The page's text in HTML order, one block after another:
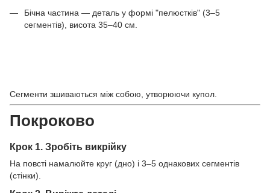
Бічна частина — деталь у формі "пелюстків" (3–5
сегментів), висота 35–40 см.
Сегменти зшиваються між собою, утворюючи купол.
Покроково
Крок 1. Зробіть викрійку
На повсті намалюйте круг (дно) і 3–5 однакових сегментів
(стінки).